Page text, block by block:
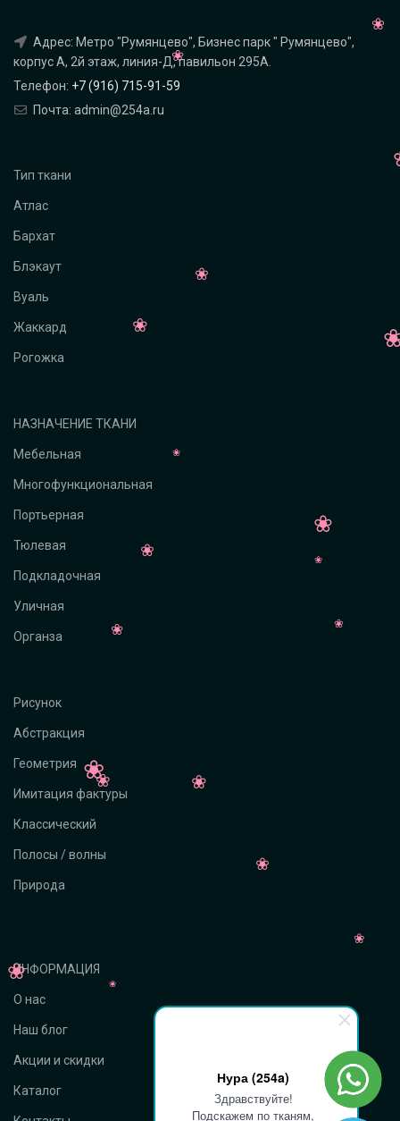
Нура (254a)
Здравствуйте!
Подскажем по тканям,
Адрес: Метро "Румянцево", Бизнес парк " Румянцево",
корпус А, 2й этаж, линия-Д, павильон 295A.
Телефон: +7 (916) 715-91-59
Почта: admin@254a.ru
Тип ткани
Атлас
Бархат
Блэкаут
Вуаль
Жаккард
Рогожка
НАЗНАЧЕНИЕ ТКАНИ
Мебельная
Многофункциональная
Портьерная
Тюлевая
Подкладочная
Уличная
Органза
Рисунок
Абстракция
Геометрия
Имитация фактуры
Классический
Полосы / волны
Природа
ИНФОРМАЦИЯ
О нас
Наш блог
Акции и скидки
Каталог